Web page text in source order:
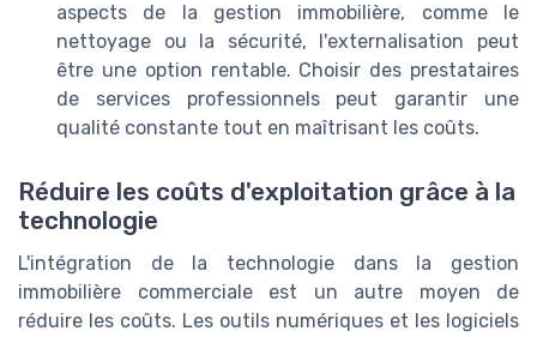
aspects de la gestion immobilière, comme le
nettoyage ou la sécurité, l'externalisation peut
être une option rentable. Choisir des prestataires
de services professionnels peut garantir une
qualité constante tout en maîtrisant les coûts.
Réduire les coûts d'exploitation grâce à la
technologie
L'intégration de la technologie dans la gestion
immobilière commerciale est un autre moyen de
réduire les coûts. Les outils numériques et les logiciels